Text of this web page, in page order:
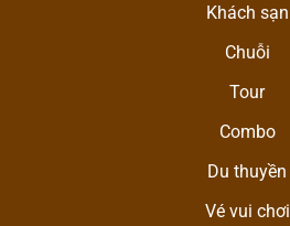
Khách sạn
Chuỗi
Tour
Combo
Du thuyền
Vé vui chơi